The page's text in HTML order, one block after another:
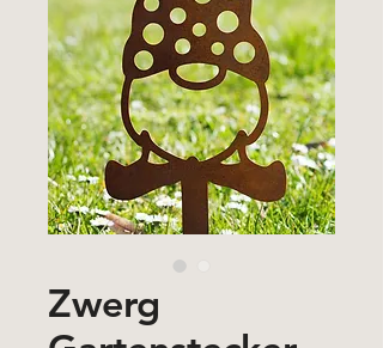
Zwerg